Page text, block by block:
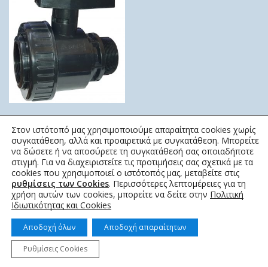
ΒΑΝΑ PVC 10 ΑΤΜ ΜΑΥΡΗ
ΑΡΣΕΝΙΚΗ – ΘΗΛΥΚΗ
SAB
4,00€– 19,00€
© 2022 topotistiraki.gr | Powered by idcs
Στον ιστότοπό μας χρησιμοποιούμε απαραίτητα cookies χωρίς
συγκατάθεση, αλλά και προαιρετικά με συγκατάθεση. Μπορείτε
να δώσετε ή να αποσύρετε τη συγκατάθεσή σας οποιαδήποτε
στιγμή. Για να διαχειριστείτε τις προτιμήσεις σας σχετικά με τα
cookies που χρησιμοποιεί ο ιστότοπός μας, μεταβείτε στις
ρυθμίσεις των Cookies. Περισσότερες λεπτομέρειες για τη
χρήση αυτών των cookies, μπορείτε να δείτε στην Πολιτική
Ιδιωτικότητας και Cookies
Αποδοχή όλων Αποδοχή απαραίτητων
Ρυθμίσεις Cookies